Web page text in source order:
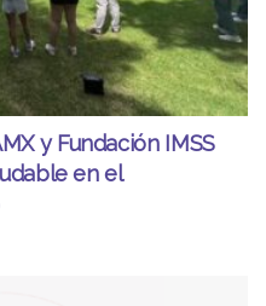
y Fundación IMSS
en el